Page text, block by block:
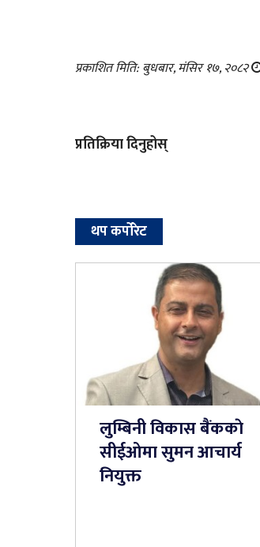
प्रकाशित मिति: बुधबार, मंसिर १७, २०८२
प्रतिक्रिया दिनुहोस्
थप कर्पोरेट
लुम्बिनी विकास बैंककाे
सीईओमा सुमन आचार्य
नियुक्त